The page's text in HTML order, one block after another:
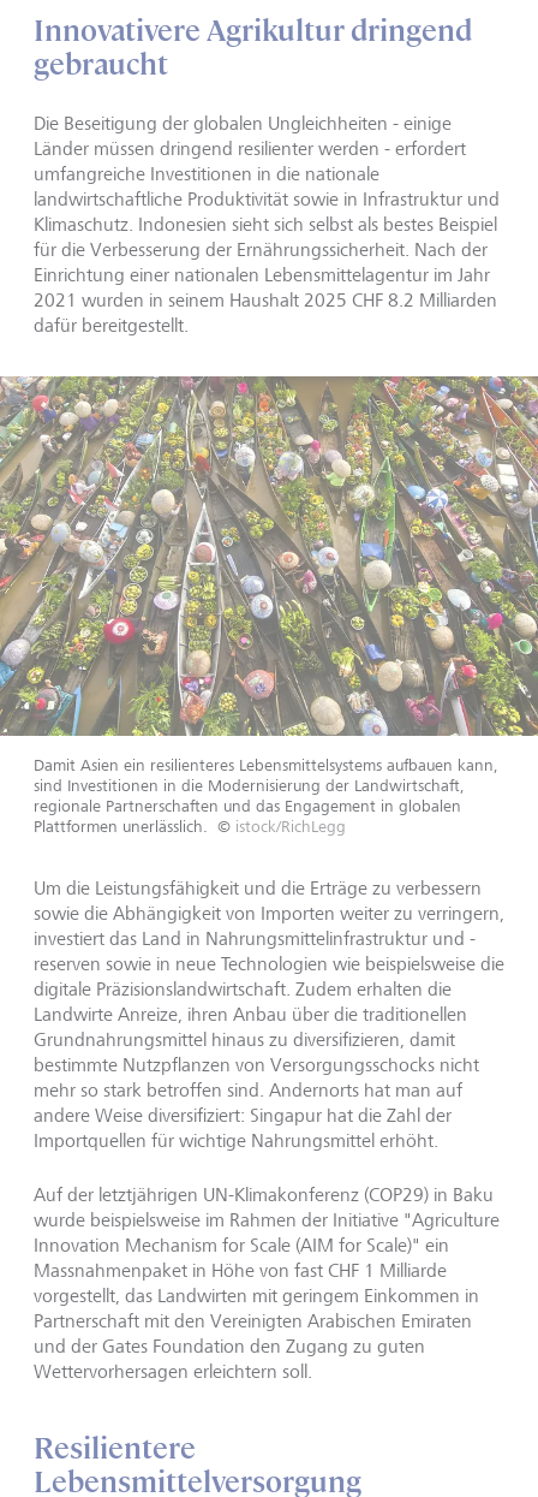
Innovativere Agrikultur dringend
gebraucht
Die Beseitigung der globalen Ungleichheiten - einige
Länder müssen dringend resilienter werden - erfordert
umfangreiche Investitionen in die nationale
landwirtschaftliche Produktivität sowie in Infrastruktur und
Klimaschutz. Indonesien sieht sich selbst als bestes Beispiel
für die Verbesserung der Ernährungssicherheit. Nach der
Einrichtung einer nationalen Lebensmittelagentur im Jahr
2021 wurden in seinem Haushalt 2025 CHF 8.2 Milliarden
dafür bereitgestellt.
Damit Asien ein resilienteres Lebensmittelsystems aufbauen kann,
sind Investitionen in die Modernisierung der Landwirtschaft,
regionale Partnerschaften und das Engagement in globalen
Plattformen unerlässlich.
© istock/RichLegg
Um die Leistungsfähigkeit und die Erträge zu verbessern
sowie die Abhängigkeit von Importen weiter zu verringern,
investiert das Land in Nahrungsmittelinfrastruktur und -
reserven sowie in neue Technologien wie beispielsweise die
digitale Präzisionslandwirtschaft. Zudem erhalten die
Landwirte Anreize, ihren Anbau über die traditionellen
Grundnahrungsmittel hinaus zu diversifizieren, damit
bestimmte Nutzpflanzen von Versorgungsschocks nicht
mehr so stark betroffen sind. Andernorts hat man auf
andere Weise diversifiziert: Singapur hat die Zahl der
Importquellen für wichtige Nahrungsmittel erhöht.
Auf der letztjährigen UN-Klimakonferenz (COP29) in Baku
wurde beispielsweise im Rahmen der Initiative "Agriculture
Innovation Mechanism for Scale (AIM for Scale)" ein
Massnahmenpaket in Höhe von fast CHF 1 Milliarde
vorgestellt, das Landwirten mit geringem Einkommen in
Partnerschaft mit den Vereinigten Arabischen Emiraten
und der Gates Foundation den Zugang zu guten
Wettervorhersagen erleichtern soll.
Resilientere
Lebensmittelversorgung